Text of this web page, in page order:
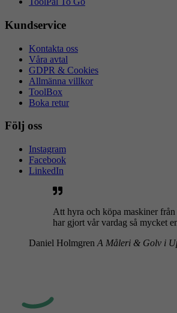
Kundservice
Kontakta oss
Våra avtal
GDPR & Cookies
Allmänna villkor
ToolBox
Boka retur
Följ oss
Instagram
Facebook
LinkedIn
Att hyra och köpa maskiner
har gjort vår vardag så mycket
Daniel Holmgren A Måleri & Golv i